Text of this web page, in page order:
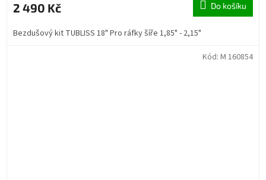
2 490 Kč Do košíku
Bezdušový kit TUBLISS 18" Pro ráfky šíře 1,85" - 2,15"
Kód: M 160854